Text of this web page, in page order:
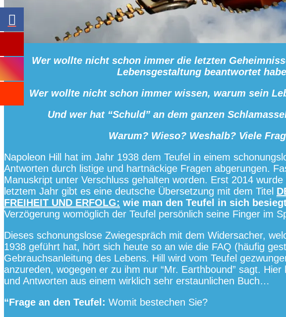
Wer wollte nicht schon immer die letzten
Lebensgestaltung beantwortet
Wer wollte nicht schon immer wissen, warum sein
Und wer hat “Schuld” an dem ganzen
Warum? Wieso? Weshalb? Viele
Napoleon Hill hat im Jahr 1938 dem Teufel in einem
Antworten durch listige und hartnäckige Fragen abgerungen.
Manuskript unter Verschluss gehalten worden. Erst 2014
letztem Jahr gibt es eine deutsche Übersetzung mit dem Titel
FREIHEIT UND ERFOLG: wie man den Teufel in sich
Verzögerung womöglich der Teufel persönlich seine Finger im
Dieses schonungslose Zwiegespräch mit dem Widersacher,
1938 geführt hat, hört sich heute so an wie die FAQ (häufig
Gebrauchsanleitung des Lebens. Hill wird vom Teufel
anzureden, wogegen er zu ihm nur “Mr. Earthbound” sagt.
und Antworten aus einem wirklich sehr erstaunlichen Buch…
“Frage an den Teufel: Womit bestechen Sie?